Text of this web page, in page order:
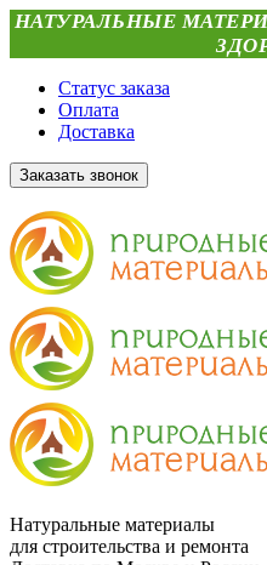
НАТУРАЛЬНЫЕ
Статус заказа
Оплата
Доставка
Заказать звонок
Натуральные материалы
для строительства и ремонта